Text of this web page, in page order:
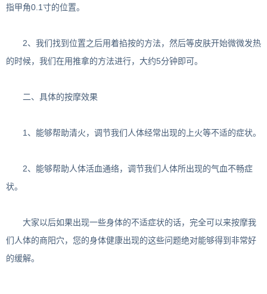
指甲角0.1寸的位置。
2、我们找到位置之后用着掐按的方法，然后等皮肤开始微微发热
的时候，我们在用推拿的方法进行，大约5分钟即可。
二、具体的按摩效果
1、能够帮助清火，调节我们人体经常出现的上火等不适的症状。
2、能够帮助人体活血通络，调节我们人体所出现的气血不畅症
状。
大家以后如果出现一些身体的不适症状的话，完全可以来按摩我
们人体的商阳穴，您的身体健康出现的这些问题绝对能够得到非常好
的缓解。